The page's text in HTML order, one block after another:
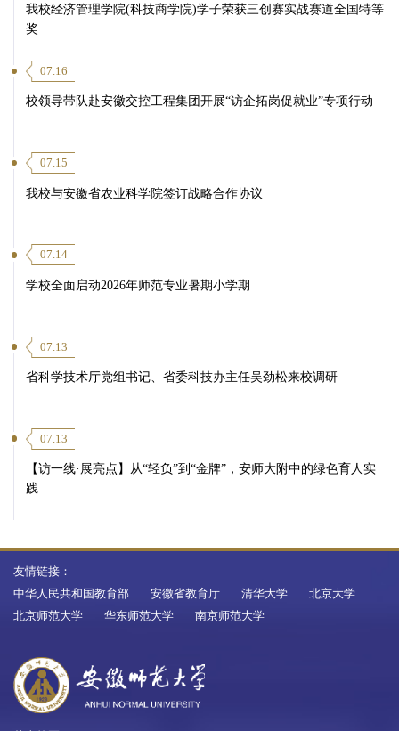
我校经济管理学院(科技商学院)学子荣获三创赛实战赛道全国特等
奖
07.16
校领导带队赴安徽交控工程集团开展“访企拓岗促就业”专项行动
07.15
我校与安徽省农业科学院签订战略合作协议
07.14
学校全面启动2026年师范专业暑期小学期
07.13
省科学技术厅党组书记、省委科技办主任吴劲松来校调研
07.13
【访一线·展亮点】从“轻负”到“金牌”，安师大附中的绿色育人实
践
友情链接：
中华人民共和国教育部
安徽省教育厅 清华大学
北京大学
北京师范大学
华东师范大学 南京师范大学